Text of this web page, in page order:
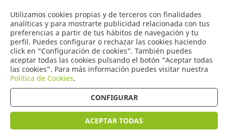
Utilizamos cookies propias y de terceros con finalidades
analíticas y para mostrarte publicidad relacionada con tus
preferencias a partir de tus hábitos de navegación y tu
perfil. Puedes configurar o rechazar las cookies haciendo
click en “Configuración de cookies”. También puedes
aceptar todas las cookies pulsando el botón “Aceptar todas
las cookies”. Para más información puedes visitar nuestra
Política de Cookies.
CONFIGURAR
ACEPTAR TODAS
0
COMERCIO
DE TORRIJOS
Productos (4599)
Ordenar por precio